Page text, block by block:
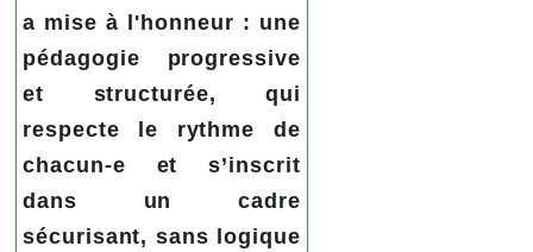
a mise à l'honneur : une
pédagogie progressive
et structurée, qui
respecte le rythme de
chacun-e et s’inscrit
dans un cadre
sécurisant, sans logique